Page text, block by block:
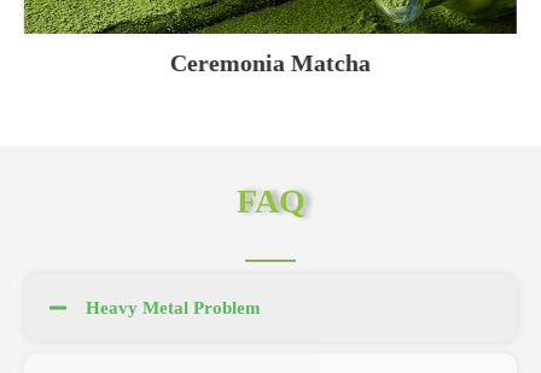
Ceremonia Matcha
FAQ
Heavy Metal Problem